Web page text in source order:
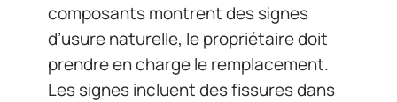
composants montrent des signes
d’usure naturelle, le propriétaire doit
prendre en charge le remplacement.
Les signes incluent des fissures dans